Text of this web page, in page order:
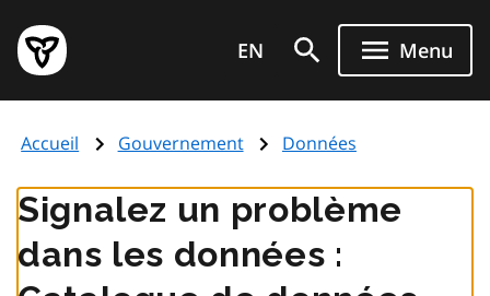
au
contenu
principal
Page
d'accueil
de
EN Menu
Accueil Gouvernement Données
Signalez un problème
dans les données :